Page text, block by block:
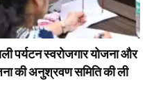
पर्यटन स्वरोजगार योजना और
की अनुश्रवण समिति की ली